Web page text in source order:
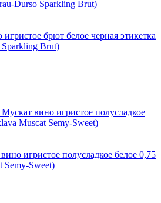
брют белое черная этикетка
Brut)
игристое полусладкое белое 0,75
Semy-Sweet)